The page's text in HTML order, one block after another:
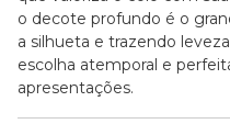
o decote profundo é o
a silhueta e trazendo
escolha atemporal e
apresentações.